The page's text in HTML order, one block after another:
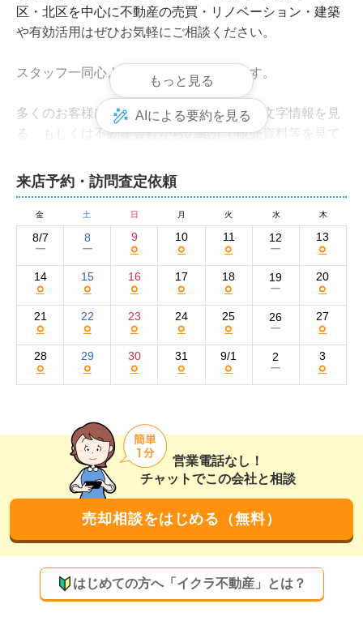
営業電話なし！
チャットでこの会社と相談
売却相談をはじめる（無料）
はじめての方へ「イクラ不動産」とは？
来店予約・訪問査定依頼
金 土 日 月 火 水 木
8/7
ー
8
ー
9
○
10
○
11
○
12
ー
13
○
14
○
15
○
16
○
17
○
18
○
19
ー
20
○
21
○
22
○
23
○
24
○
25
○
26
ー
27
○
28
○
29
○
30
○
31
○
9/1
○
2
ー
3
○
区・北区を中心に不動産の売買・リノベーション・建築
や有効活用はぜひお気軽にご相談ください。
スタッフ一同心よりお待ち致しております。
多くのお客様は、ネットの間取り・写真・文字情報を見
る、もしくは不動産会社からの紹介で販売資料等を見て
その中、多くの不動産会社の販売資料は法令で定められ
た文字情報と、特に工夫が無いデザインの資料を作成し
ているに留まっている事に着目し、弊社では間取り・販
売資料のデザイン性にこだわっております。
また、株式会社イオグランツ（大阪市中央区）が特許を
取得している「ＥＯＰＡＮクラウド」を利用し、家にい
ながらＶＲで、お家の中を見る事が出来るシステムを導
入しております。
これにより土地販売の際に、これまで販売しづらかった
プランのみでの販売や、リフォームが必要な物件等に関
また、ＶＲでのプランニングを行い、様々なデザインを
試して実感して頂く事によって、土地・リフォームが必
要な物件でも、完成物件同様に購入者様に検討頂ける様
になります。
弊社では、大手不動産仲介会社で店舗責任者（京都・東
京・大阪）約７年ブロック責任者（3店舗の統括責任
者）5年を務めた実績のあるスタッフや、大手ハウスメ
ーカー勤務・ホテルフロント経験者・建築業界経験者等
もっと見る
AIによる要約を見る